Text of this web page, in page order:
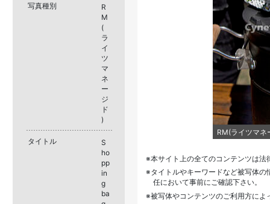
写真種別
R
M
(
ラ
イ
ツ
マ
ネ
ー
ジ
ド
)
タイトル
S
ho
pp
in
g
ba
RM(ライツマ
本サイト上の全てのコンテンツは
タイトルやキーワードなど被写体
任において事前にご確認下さい。
被写体やコンテンツのご利用方に